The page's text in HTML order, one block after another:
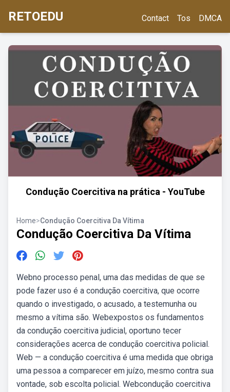
RETOEDU Contact Tos DMCA
Condução Coercitiva na prática - YouTube
Home>Condução Coercitiva Da Vítima
Condução Coercitiva Da Vítima
Webno processo penal, uma das medidas de que se
pode fazer uso é a condução coercitiva, que ocorre
quando o investigado, o acusado, a testemunha ou
mesmo a vítima são. Webexpostos os fundamentos
da condução coercitiva judicial, oportuno tecer
considerações acerca de condução coercitiva policial.
Web — a condução coercitiva é uma medida que obriga
uma pessoa a comparecer em juízo, mesmo contra sua
vontade, sob escolta policial. Webcondução coercitiva